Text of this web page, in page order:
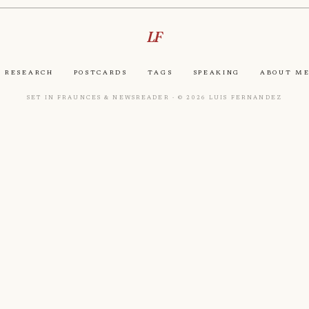
LF
Research Postcards Tags Speaking About Me
Set in Fraunces & Newsreader · © 2026 Luis Fernandez